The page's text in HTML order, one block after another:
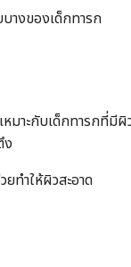
างของเด็กทารก
มาะกับเด็กทารกที่มี
ง
ทำให้ผิวสะอาด